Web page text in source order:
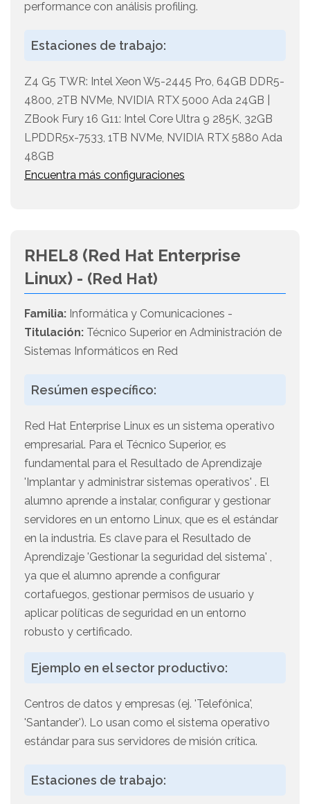
performance con análisis profiling.
Estaciones de trabajo:
Z4 G5 TWR: Intel Xeon W5-2445 Pro, 64GB DDR5-
4800, 2TB NVMe, NVIDIA RTX 5000 Ada 24GB |
ZBook Fury 16 G11: Intel Core Ultra 9 285K, 32GB
LPDDR5x-7533, 1TB NVMe, NVIDIA RTX 5880 Ada
48GB
Encuentra más configuraciones
RHEL8 (Red Hat Enterprise
Linux) - (Red Hat)
Familia: Informática y Comunicaciones -
Titulación: Técnico Superior en Administración de
Sistemas Informáticos en Red
Resúmen específico:
Red Hat Enterprise Linux es un sistema operativo
empresarial. Para el Técnico Superior, es
fundamental para el Resultado de Aprendizaje
'Implantar y administrar sistemas operativos' . El
alumno aprende a instalar, configurar y gestionar
servidores en un entorno Linux, que es el estándar
en la industria. Es clave para el Resultado de
Aprendizaje 'Gestionar la seguridad del sistema' ,
ya que el alumno aprende a configurar
cortafuegos, gestionar permisos de usuario y
aplicar políticas de seguridad en un entorno
robusto y certificado.
Ejemplo en el sector productivo:
Centros de datos y empresas (ej. 'Telefónica',
'Santander'). Lo usan como el sistema operativo
estándar para sus servidores de misión crítica.
Estaciones de trabajo: